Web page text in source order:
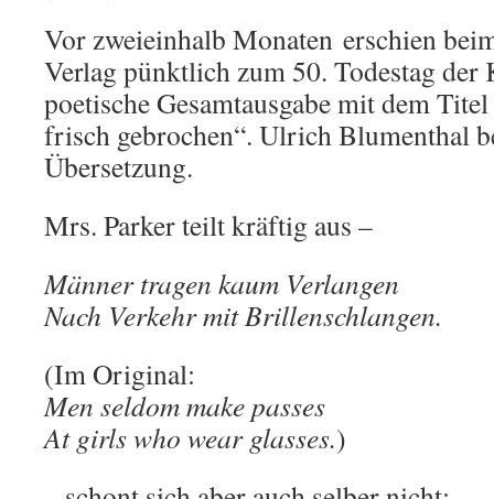
Vor zweieinhalb Monaten erschien
Verlag pünktlich zum 50. Todestag der
poetische Gesamtausgabe mit dem
frisch gebrochen“. Ulrich Blumenthal
Übersetzung.
Mrs. Parker teilt kräftig aus –
Männer tragen kaum Verlangen
Nach Verkehr mit Brillenschlangen.
(Im Original:
Men seldom make passes
At girls who wear glasses.)